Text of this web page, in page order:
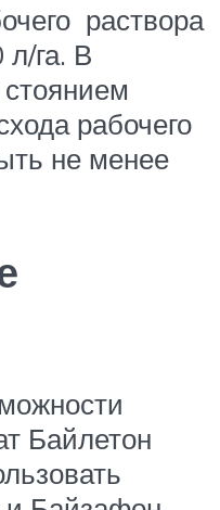
раствора
л/га. В
рабочего
не менее
Байлетон